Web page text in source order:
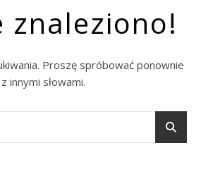
znaleziono!
Proszę spróbować ponownie
z innymi słowami.